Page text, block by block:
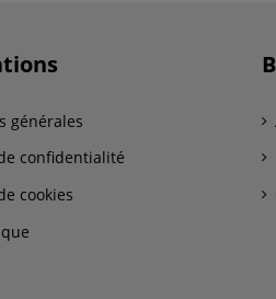
générales
confidentialité
cookies